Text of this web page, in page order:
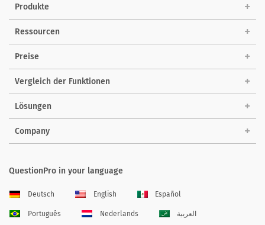
Produkte
Ressourcen
Preise
Vergleich der Funktionen
Lösungen
Company
QuestionPro in your language
Deutsch English Español
Português Nederlands العربية